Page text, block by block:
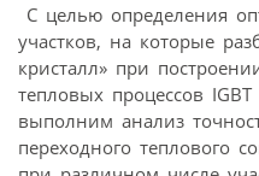
С целью определения
участков, на которые
кристалл» при
тепловых процессов
выполним анализ
переходного теплового